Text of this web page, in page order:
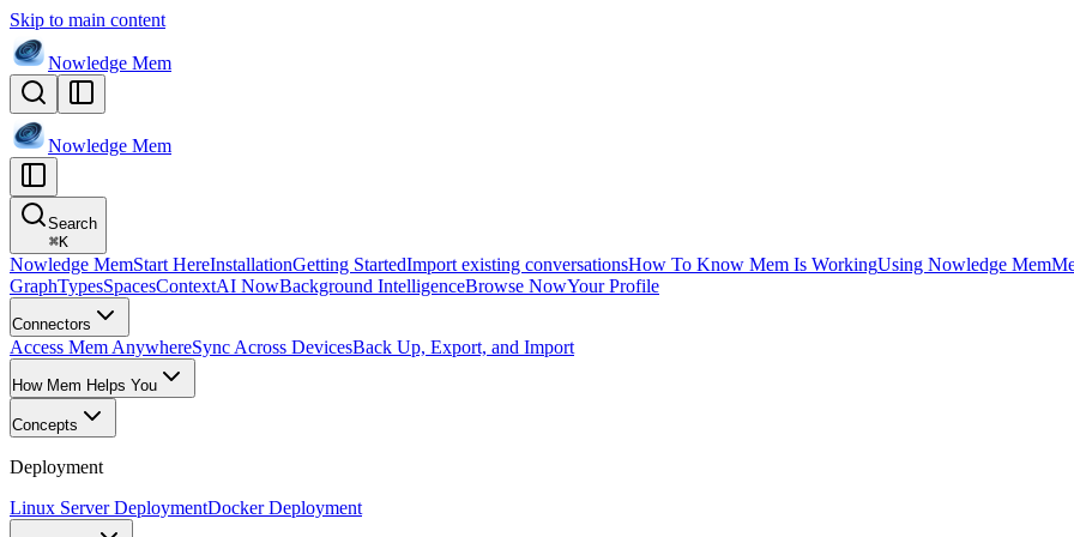
Skip to main content
Nowledge Mem
Nowledge Mem
Search
⌘K
Nowledge MemStart HereInstallationGetting StartedImport existing conversationsHow To Know Mem Is WorkingUsing Nowledge Mem
GraphTypesSpacesContextAI NowBackground IntelligenceBrowse NowYour Profile
Connectors
Access Mem AnywhereSync Across DevicesBack Up, Export, and Import
How Mem Helps You
Concepts
Deployment
Linux Server DeploymentDocker Deployment